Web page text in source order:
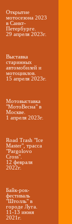
Открытие
мотосезона 2023
в Санкт-
Петербурге.
29 апреля 2023г.
Выставка
старинных
автомобилей и
мотоциклов.
15 апреля 2023г.
Мотовыставка
"МотоВесна" в
Москве.
1 апреля 2023г.
Road Trash "Ice
Master", трасса
"Pargolovo
Cross".
12 февраля
2022г.
Байк-рок-
фестиваль
"Штолль" в
городе Луга.
11-13 июня
2021г.